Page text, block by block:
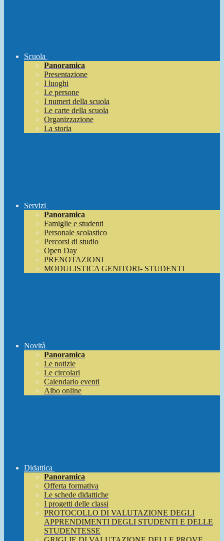
Scuola
Panoramica
Presentazione
I luoghi
Le persone
I numeri della scuola
Le carte della scuola
Organizzazione
La storia
Servizi
Panoramica
Famiglie e studenti
Personale scolastico
Percorsi di studio
Open Day
PRENOTAZIONI
MODULISTICA GENITORI- STUDENTI
Novità
Panoramica
Le notizie
Le circolari
Calendario eventi
Albo online
Didattica
Panoramica
Offerta formativa
Le schede didattiche
I progetti delle classi
PROTOCOLLO DI VALUTAZIONE DEGLI
APPRENDIMENTI DEGLI STUDENTI E DELLE
STUDENTESSE